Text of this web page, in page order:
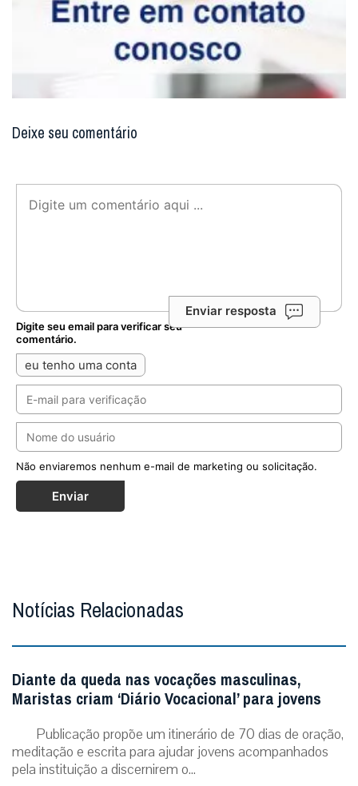
Deixe seu comentário
Enviar resposta
Digite seu email para verificar seu
comentário.
eu tenho uma conta
Não enviaremos nenhum e-mail de marketing ou solicitação.
Enviar
Notícias Relacionadas
Diante da queda nas vocações masculinas,
Maristas criam ‘Diário Vocacional’ para jovens
Publicação propõe um itinerário de 70 dias de oração,
meditação e escrita para ajudar jovens acompanhados
pela instituição a discernirem o...